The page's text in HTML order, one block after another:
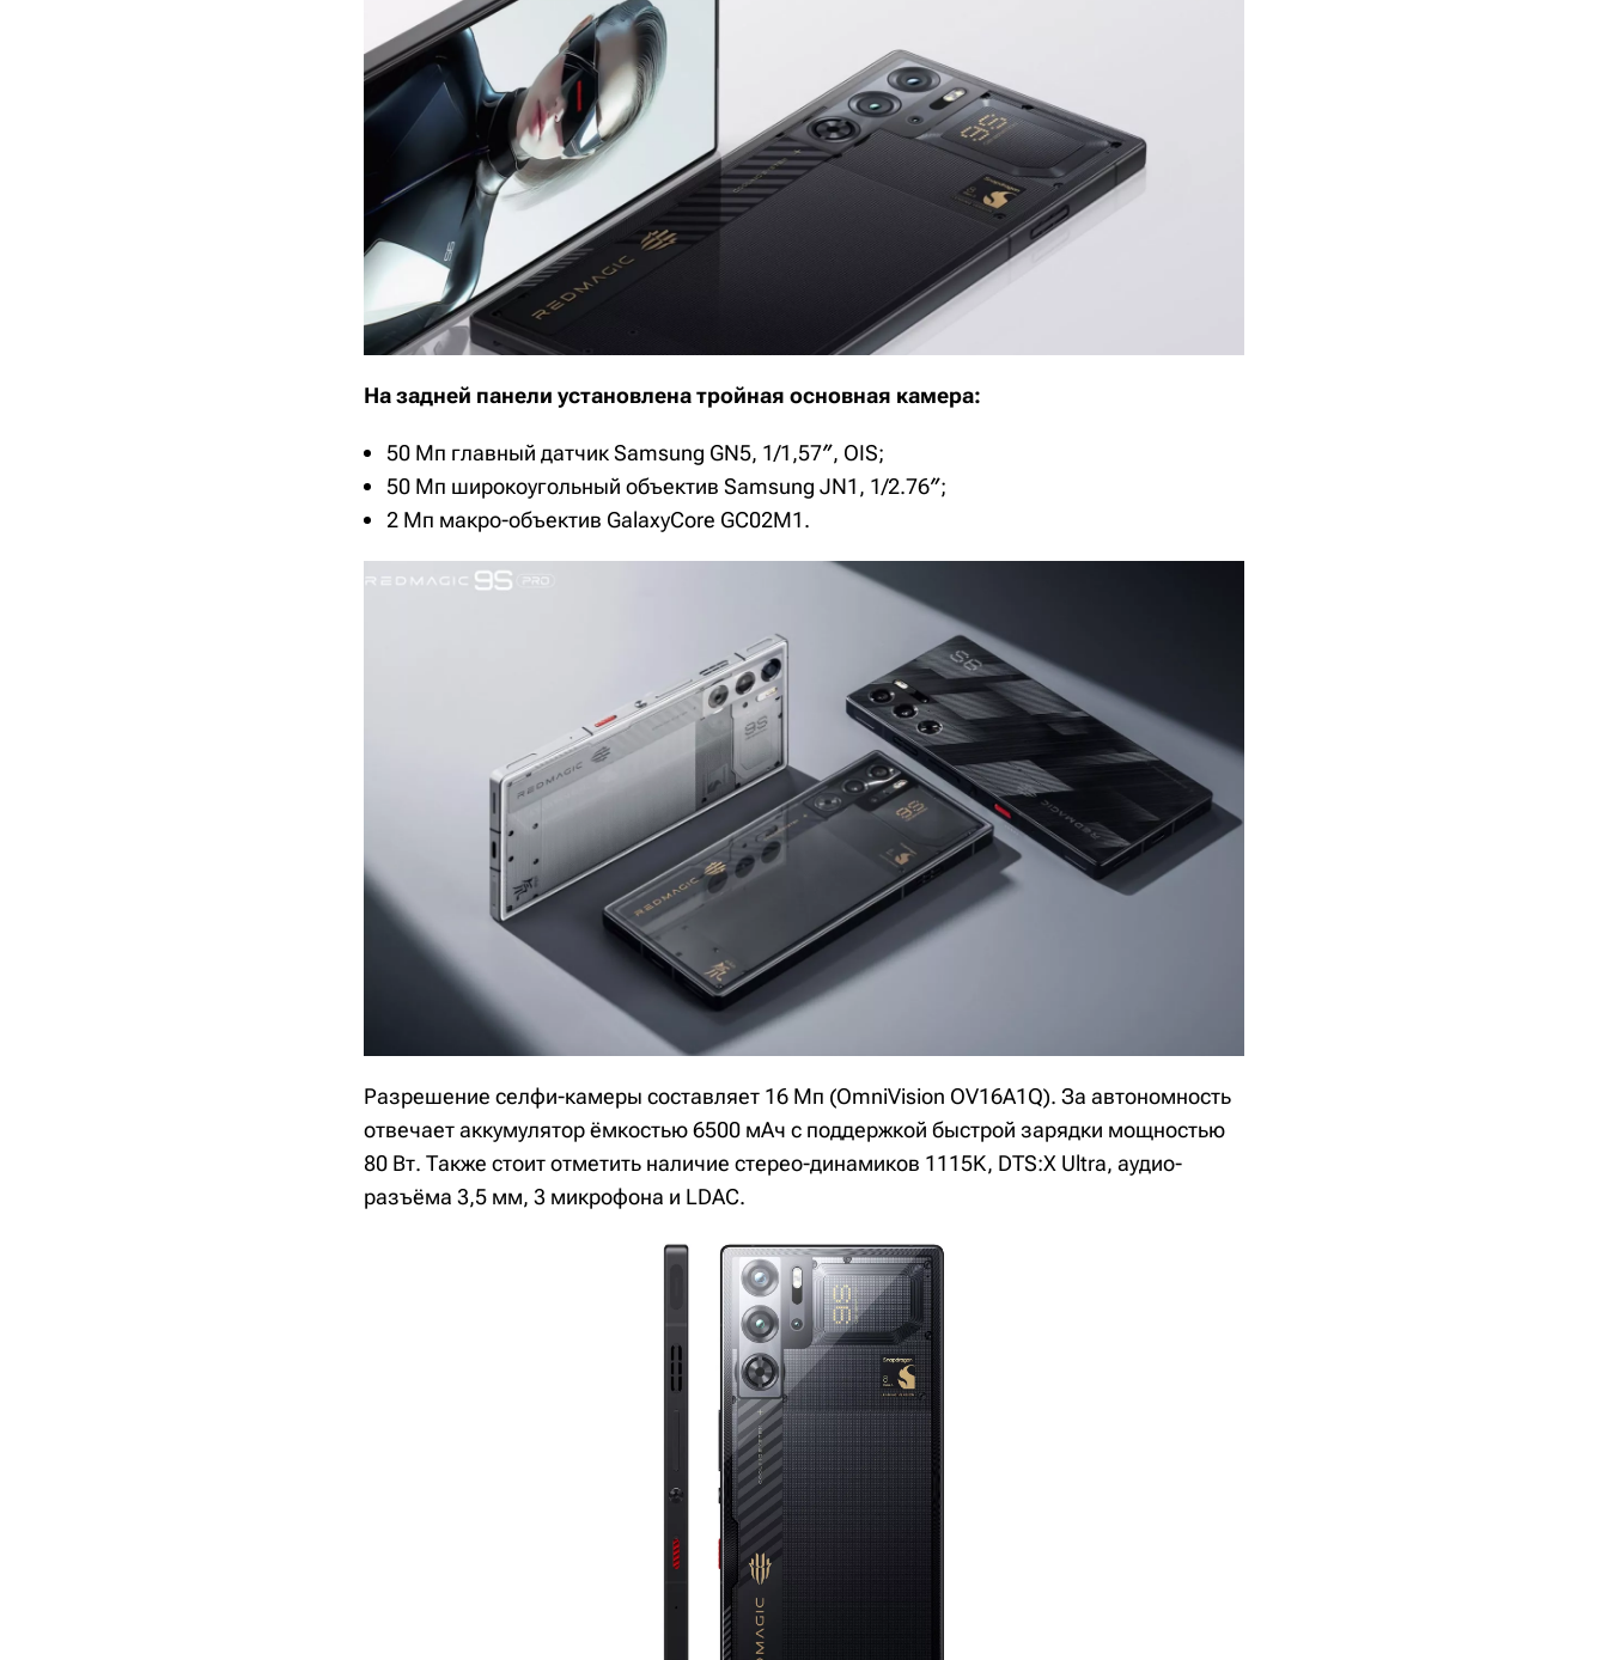
На задней панели установлена тройная основная камера:
50 Мп главный датчик Samsung GN5, 1/1,57″, OIS;
50 Мп широкоугольный объектив Samsung JN1, 1/2.76″;
2 Мп макро-объектив GalaxyCore GC02M1.
Разрешение селфи-камеры составляет 16 Мп (OmniVision OV16A1Q). За автономность
отвечает аккумулятор ёмкостью 6500 мАч с поддержкой быстрой зарядки мощностью
80 Вт. Также стоит отметить наличие стерео-динамиков 1115K, DTS:X Ultra, аудио-
разъёма 3,5 мм, 3 микрофона и LDAC.